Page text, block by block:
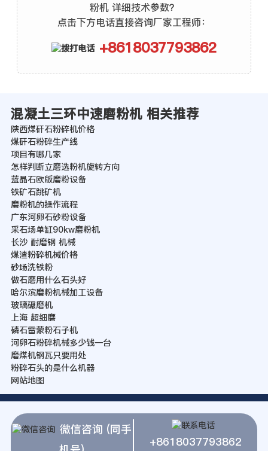
粉机 详细技术参数？
点击下方电话直接咨询厂家工程师：
+8618037793862
混凝土三环中速磨粉机 相关推荐
陕西煤矸石粉碎机价格
煤矸石粉碎生产线
项目有哪几家
怎样判断立磨选粉机旋转方向
蓝晶石欧版磨粉设备
铁矿石跳矿机
磨粉机的操作流程
广东河卵石砂粉设备
采石场单缸90kw磨粉机
长沙 耐磨钢 机械
煤渣粉碎机械价格
砂场洗铁粉
做石磨用什么石头好
哈尔滨磨粉机械加工设备
玻璃碾磨机
上海 超细磨
磷石雷蒙粉石子机
河卵石粉碎机械多少钱一台
磨煤机钢瓦只要用处
粉碎石头的是什么机器
网站地图
微信咨询 (同手
+8618037793862